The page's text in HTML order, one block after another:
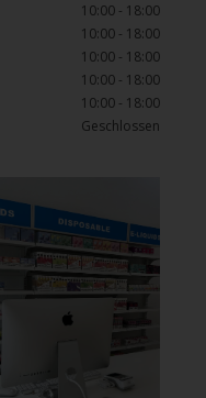
10:00 - 18:00
10:00 - 18:00
10:00 - 18:00
10:00 - 18:00
10:00 - 18:00
Geschlossen